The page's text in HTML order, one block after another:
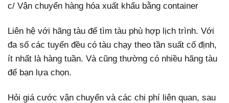
c/ Vận chuyển hàng hóa xuất khẩu bằng container
Liên hệ với hãng tàu để tìm tàu phù hợp lịch trình. Với
đa số các tuyến đều có tàu chạy theo tần suất cố định,
ít nhất là hàng tuần. Và cũng thường có nhiều hãng tàu
để bạn lựa chọn.
Hỏi giá cước vận chuyển và các chi phí liên quan, sau